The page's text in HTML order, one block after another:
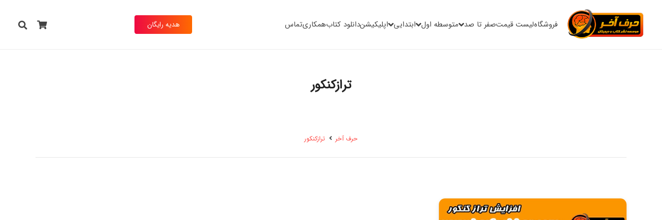
فروشگاهلیست قیمتصفر تا صد متوسطه اول ابتدایی اپلیکیشندانلود کتابهمکاریتماس هدیه رایگان
ترازکنکور
حرف آخر ترازکنکور